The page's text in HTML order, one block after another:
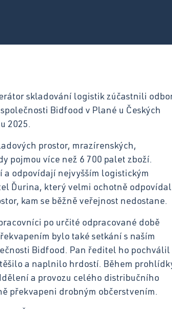
skladování logistik zúčastnili
Bidfood v Plané u Českých
2025.
prostor, mrazírenských,
pojmou více než 6 700 palet zboží.
odpovídají nejvyšším logistickým
Ďurina, který velmi ochotně
kam se běžně veřejnost nedostane.
po určité odpracované době
bylo také setkání s naším
Bidfood. Pan ředitel ho pochválil
a naplnilo hrdostí. Během
a provozu celého distribučního
překvapeni drobným občerstvením.